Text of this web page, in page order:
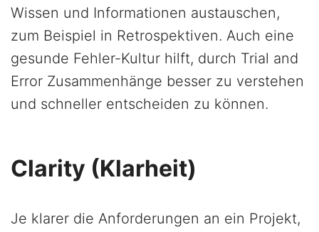
Wissen und Informationen austauschen,
zum Beispiel in Retrospektiven. Auch eine
gesunde Fehler-Kultur hilft, durch Trial and
Error Zusammenhänge besser zu verstehen
und schneller entscheiden zu können.
Clarity (Klarheit)
Je klarer die Anforderungen an ein Projekt,